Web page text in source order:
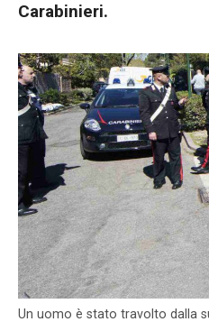
Carabinieri.
Un uomo è stato travolto dalla